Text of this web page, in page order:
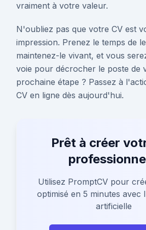
vraiment à votre valeur.
N'oubliez pas que votre CV est
impression. Prenez le temps de
maintenez-le vivant, et vous
voie pour décrocher le poste de
prochaine étape ? Passez à
CV en ligne dès aujourd'hui.
Prêt à créer
Utilisez PromptCV pour
optimisé en 5 minutes avec
artificielle